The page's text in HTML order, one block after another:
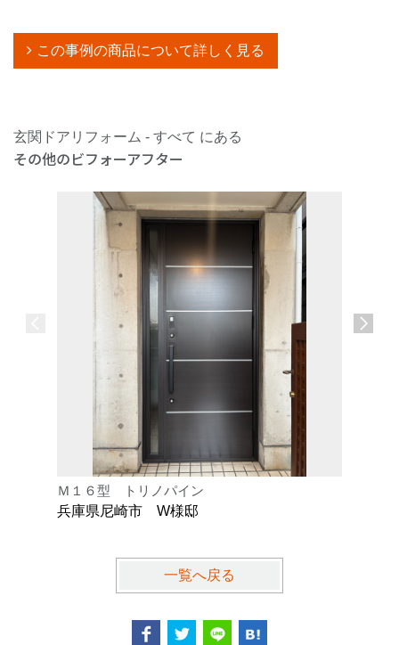
この事例の商品について詳しく見る
玄関ドアリフォーム - すべて にある
その他のビフォーアフター
Ｍ１６型 トリノパイン
兵庫県尼崎市 W様邸
一覧へ戻る